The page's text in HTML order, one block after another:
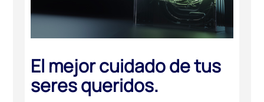
El mejor cuidado de tus
seres queridos.